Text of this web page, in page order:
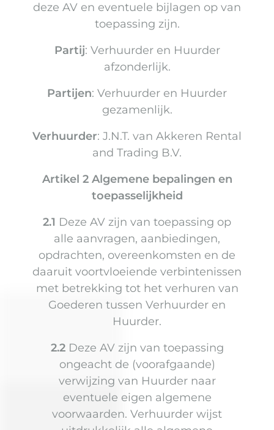
deze AV en eventuele bijlagen op van
toepassing zijn.
Partij: Verhuurder en Huurder
afzonderlijk.
Partijen: Verhuurder en Huurder
gezamenlijk.
Verhuurder: J.N.T. van Akkeren Rental
and Trading B.V.
Artikel 2 Algemene bepalingen en
toepasselijkheid
2.1 Deze AV zijn van toepassing op
alle aanvragen, aanbiedingen,
opdrachten, overeenkomsten en de
daaruit voortvloeiende verbintenissen
met betrekking tot het verhuren van
Goederen tussen Verhuurder en
Huurder.
2.2Deze AV zijn van toepassing
ongeacht de (voorafgaande)
verwijzing van Huurder naar
eventuele eigen algemene
voorwaarden. Verhuurder wijst